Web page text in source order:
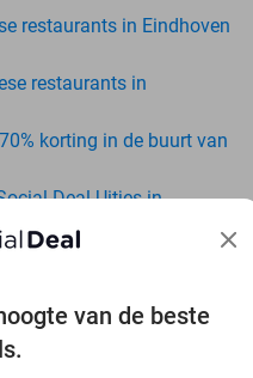
van de beste
restaurants in Eindhoven
restaurants in
korting in de buurt van
Deal Uitjes in
Social Deal in de buurt
in Nederland met